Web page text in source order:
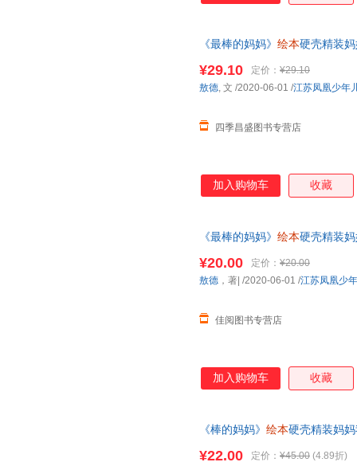
《最棒的妈妈》 绘本硬壳精装
客服索取
¥29.10 定价： ¥29.10
四季昌盛图书专营店
敖德, 文 /2020-06-01 /江苏凤凰少年
加入购物车 收藏
《最棒的妈妈》 绘本硬壳精装
¥20.00 定价： ¥20.00
佳阅图书专营店
敖德 ，著| /2020-06-01 /江苏凤凰少
加入购物车 收藏
《棒的妈妈》 绘本硬壳精装妈
¥22.00 定价： ¥45.00 (4.89折)